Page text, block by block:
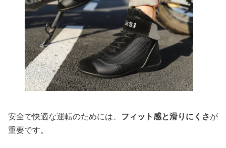
安全で快適な運転のためには、 フィット感と滑りにくさが
重要です。